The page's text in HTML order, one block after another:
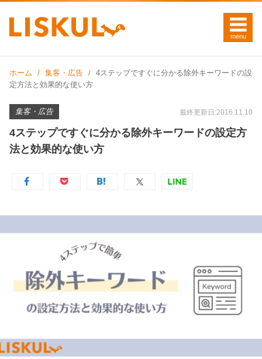
ホーム 集客・広告
4ステップですぐに分かる除外キーワードの設
定方法と効果的な使い方
集客・広告 最終更新日:2016.11.10
4ステップですぐに分かる除外キーワードの設定方
法と効果的な使い方